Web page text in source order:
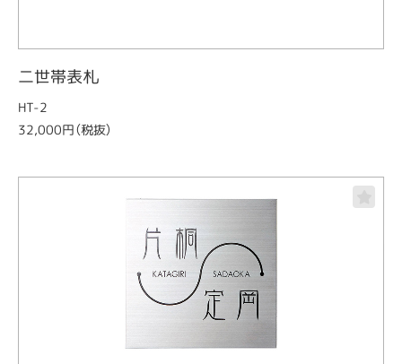
二世帯表札
HT-2
32,000円（税抜）